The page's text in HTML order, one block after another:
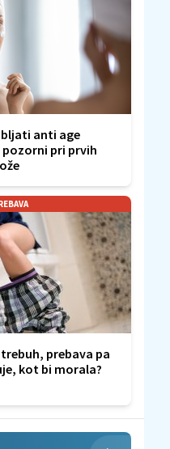
anti age
pri prvih
prebava pa
kot bi morala?